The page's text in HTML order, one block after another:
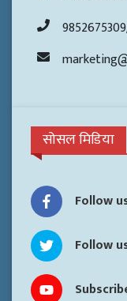
सोसल मिडिया
Follow
Follow